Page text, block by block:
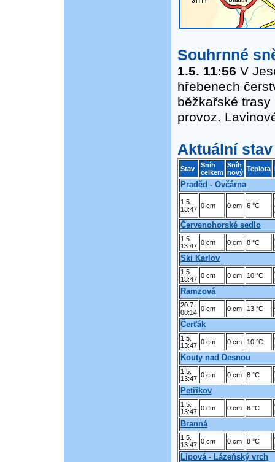
Souhrnné
1.5. 11:56 V
hřebenech
běžkařské
provoz.
Aktuální
Stav
Sníh
celkem
Sníh
nový Teplota
Praděd - Ovčárna
1.5.
13:47 0 cm 0 cm 6 °C
Červenohorské sedlo
1.5.
13:47 0 cm 0 cm 8 °C
Ski Karlov
1.5.
13:47 0 cm 0 cm 10 °C
Ramzová
20.7.
08:14 0 cm 0 cm 13 °C
Čerťák
1.5.
13:47 0 cm 0 cm 10 °C
Kouty nad Desnou
1.5.
13:47 0 cm 0 cm 8 °C
Petříkov
1.5.
13:47 0 cm 0 cm 6 °C
Branná
1.5.
13:47 0 cm 0 cm 8 °C
Lipová - Lázeňský vrch